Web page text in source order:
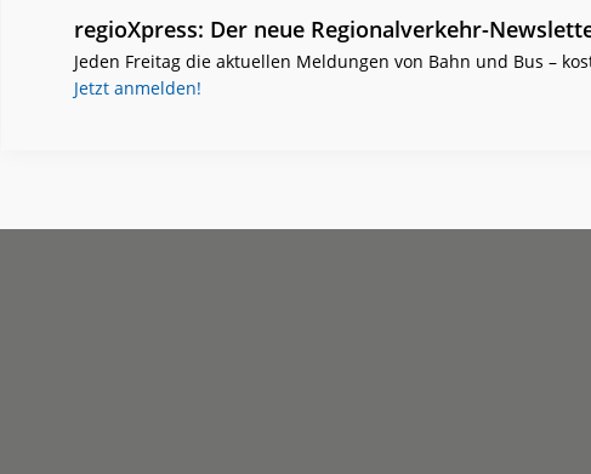
regioXpress: Der neue Regionalverkehr-
Jeden Freitag die aktuellen Meldungen von Bahn und Bus –
Jetzt anmelden!